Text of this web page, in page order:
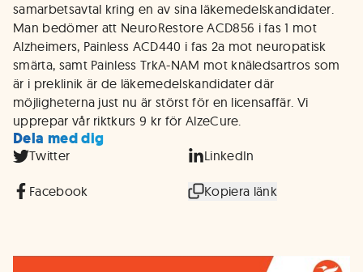
samarbetsavtal kring en av sina läkemedelskandidater.
Man bedömer att NeuroRestore ACD856 i fas 1 mot
Alzheimers, Painless ACD440 i fas 2a mot neuropatisk
smärta, samt Painless TrkA-NAM mot knäledsartros som
är i preklinik är de läkemedelskandidater där
möjligheterna just nu är störst för en licensaffär. Vi
upprepar vår riktkurs 9 kr för AlzeCure.
Dela med dig
Twitter LinkedIn
Facebook Kopiera länk